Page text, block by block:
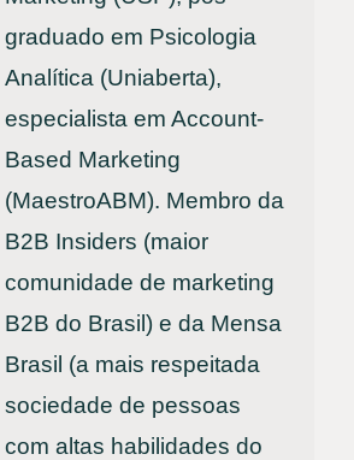
graduado em Psicologia
Analítica (Uniaberta),
especialista em Account-
Based Marketing
(MaestroABM). Membro da
B2B Insiders (maior
comunidade de marketing
B2B do Brasil) e da Mensa
Brasil (a mais respeitada
sociedade de pessoas
com altas habilidades do